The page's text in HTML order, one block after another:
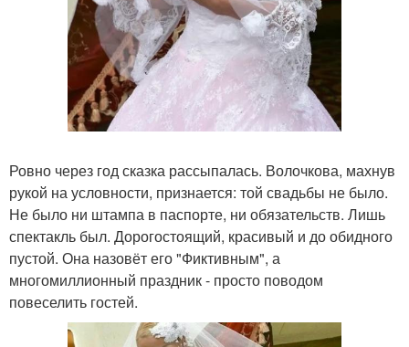
Ровно через год сказка рассыпалась. Волочкова, махнув
рукой на условности, признается: той свадьбы не было.
Не было ни штампа в паспорте, ни обязательств. Лишь
спектакль был. Дорогостоящий, красивый и до обидного
пустой. Она назовёт его "Фиктивным", а
многомиллионный праздник - просто поводом
повеселить гостей.